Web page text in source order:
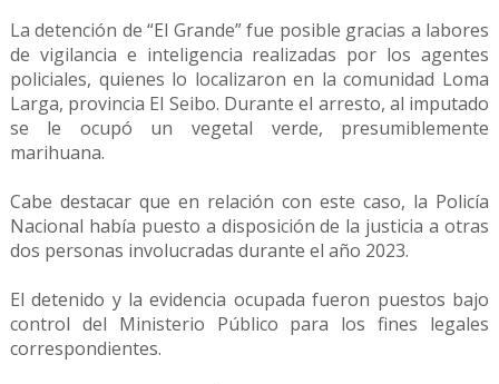
La detención de “El Grande” fue posible gracias a labores
de vigilancia e inteligencia realizadas por los agentes
policiales, quienes lo localizaron en la comunidad Loma
Larga, provincia El Seibo. Durante el arresto, al imputado
se le ocupó un vegetal verde, presumiblemente
marihuana.
Cabe destacar que en relación con este caso, la Policía
Nacional había puesto a disposición de la justicia a otras
dos personas involucradas durante el año 2023.
El detenido y la evidencia ocupada fueron puestos bajo
control del Ministerio Público para los fines legales
correspondientes.